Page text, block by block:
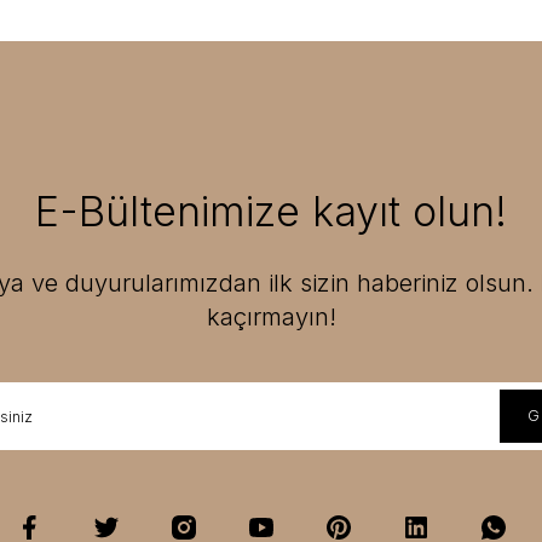
E-Bültenimize kayıt olun!
ve duyurularımızdan ilk sizin haberiniz olsun.
kaçırmayın!